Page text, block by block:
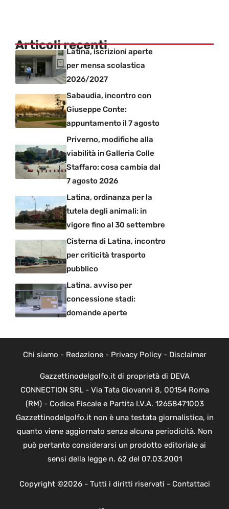
Articoli recentiLatina, iscrizioni aperte
per mensa scolastica
2026/2027
Sabaudia, incontro con
Giuseppe Conte:
appuntamento il 7 agosto
Priverno, modifiche alla
viabilità in Galleria Colle
Staffaro: cosa cambia dal
7 agosto 2026
Latina, ordinanza per la
tutela degli animali: in
vigore fino al 30 settembre
Cisterna di Latina, incontro
per criticità trasporto
pubblico
Latina, avviso per
concessione stadi:
domande aperte
Chi siamo - Redazione- Privacy Policy- Disclaimer
Gazzettinodelgolfo.it di proprietà di DEVA
CONNECTION SRL - Via Tata Giovanni 8, 00154 Roma
(RM) - Codice Fiscale e Partita I.V.A. 12658471003
Gazzettinodelgolfo.it non è una testata giornalistica, in
quanto viene aggiornato senza alcuna periodicità. Non
può pertanto considerarsi un prodotto editoriale ai
sensi della legge n. 62 del 07.03.2001
Copyright ©2026 - Tutti i diritti riservati - Contattaci